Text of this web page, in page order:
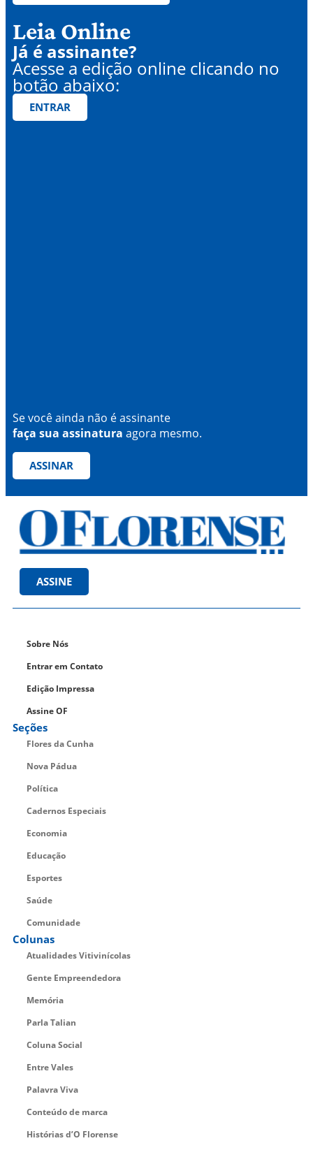
Leia Online
Já é assinante?
Acesse a edição online clicando no
botão abaixo:
ENTRAR
Se você ainda não é assinante
faça sua assinatura agora mesmo.
ASSINAR
ASSINE
Sobre Nós
Entrar em Contato
Edição Impressa
Assine OF
Seções
Flores da Cunha
Nova Pádua
Política
Cadernos Especiais
Economia
Educação
Esportes
Saúde
Comunidade
Colunas
Atualidades Vitivinícolas
Gente Empreendedora
Memória
Parla Talian
Coluna Social
Entre Vales
Palavra Viva
Conteúdo de marca
Histórias d’O Florense